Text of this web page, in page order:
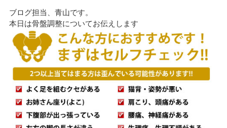
ブログ担当、青山です。
本日は骨盤調整についてお伝えします